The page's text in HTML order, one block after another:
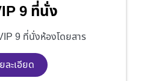
9 ที่นั่ง
9 ที่นั่งห้องโดยสาร
ละเอียด